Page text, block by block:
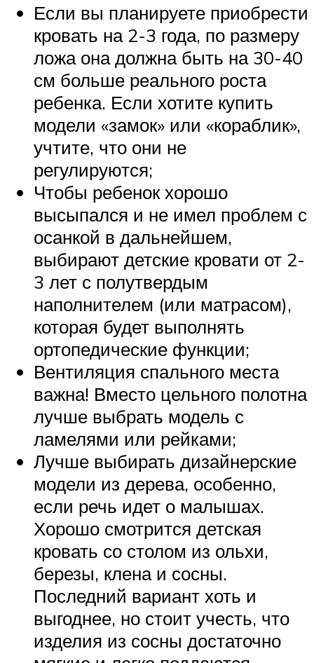
Если вы планируете приобрести
кровать на 2-3 года, по размеру
ложа она должна быть на 30-40
см больше реального роста
ребенка. Если хотите купить
модели «замок» или «кораблик»,
учтите, что они не
регулируются;
Чтобы ребенок хорошо
высыпался и не имел проблем с
осанкой в дальнейшем,
выбирают детские кровати от 2-
3 лет с полутвердым
наполнителем (или матрасом),
которая будет выполнять
ортопедические функции;
Вентиляция спального места
важна! Вместо цельного полотна
лучше выбрать модель с
ламелями или рейками;
Лучше выбирать дизайнерские
модели из дерева, особенно,
если речь идет о малышах.
Хорошо смотрится детская
кровать со столом из ольхи,
березы, клена и сосны.
Последний вариант хоть и
выгоднее, но стоит учесть, что
изделия из сосны достаточно